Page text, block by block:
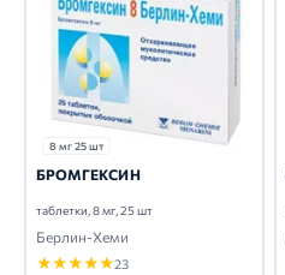
8 мг 25 шт
БРОМГЕКСИН
таблетки, 8 мг, 25 шт
Берлин-Хеми
★★★★★23